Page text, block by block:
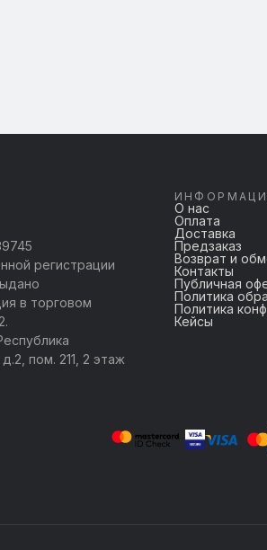
регистрации
в торговом
пом. 211, 2 этаж
О нас
Оплата
Доставка
Предзаказ
Возврат и
Контакты
Публичная
Политика
Политика
Кейсы